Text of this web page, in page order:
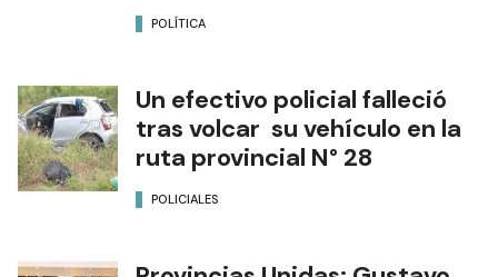
POLÍTICA
Un efectivo policial falleció
tras volcar su vehículo en la
ruta provincial N° 28
POLICIALES